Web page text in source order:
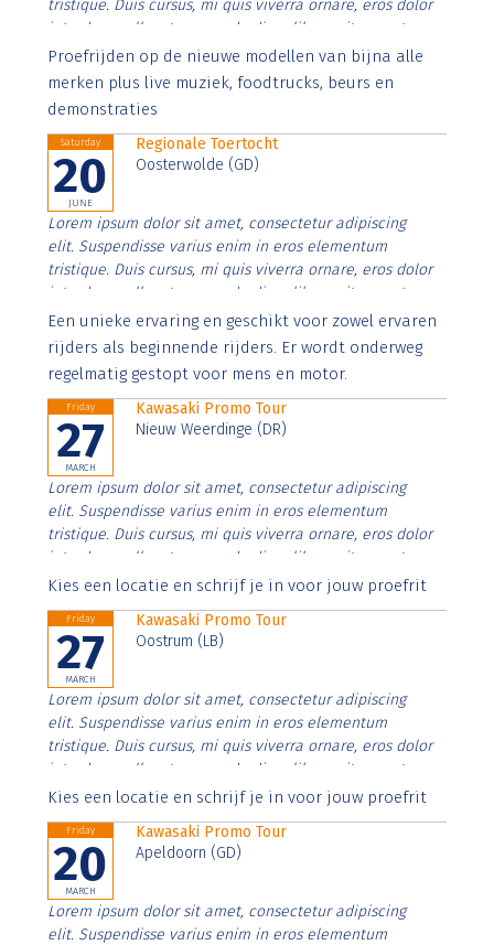
tristique. Duis cursus, mi quis viverra ornare, eros dolor
interdum nulla, ut commodo diam libero vitae erat.
Aenean faucibus nibh et justo cursus id rutrum lorem
imperdiet. Nunc ut sem vitae risus tristique posuere.
Proefrijden op de nieuwe modellen van bijna alle
merken plus live muziek, foodtrucks, beurs en
demonstraties
Saturday
20
JUNE
Regionale Toertocht
Oosterwolde (GD)
Lorem ipsum dolor sit amet, consectetur adipiscing
elit. Suspendisse varius enim in eros elementum
tristique. Duis cursus, mi quis viverra ornare, eros dolor
interdum nulla, ut commodo diam libero vitae erat.
Aenean faucibus nibh et justo cursus id rutrum lorem
imperdiet. Nunc ut sem vitae risus tristique posuere.
Een unieke ervaring en geschikt voor zowel ervaren
rijders als beginnende rijders. Er wordt onderweg
regelmatig gestopt voor mens en motor.
Friday
27
MARCH
Kawasaki Promo Tour
Nieuw Weerdinge (DR)
Lorem ipsum dolor sit amet, consectetur adipiscing
elit. Suspendisse varius enim in eros elementum
tristique. Duis cursus, mi quis viverra ornare, eros dolor
interdum nulla, ut commodo diam libero vitae erat.
Aenean faucibus nibh et justo cursus id rutrum lorem
Kies een locatie en schrijf je in voor jouw proefrit
Friday
27
MARCH
Kawasaki Promo Tour
Oostrum (LB)
Lorem ipsum dolor sit amet, consectetur adipiscing
elit. Suspendisse varius enim in eros elementum
tristique. Duis cursus, mi quis viverra ornare, eros dolor
interdum nulla, ut commodo diam libero vitae erat.
Aenean faucibus nibh et justo cursus id rutrum lorem
Kies een locatie en schrijf je in voor jouw proefrit
Friday
20
MARCH
Kawasaki Promo Tour
Apeldoorn (GD)
Lorem ipsum dolor sit amet, consectetur adipiscing
elit. Suspendisse varius enim in eros elementum